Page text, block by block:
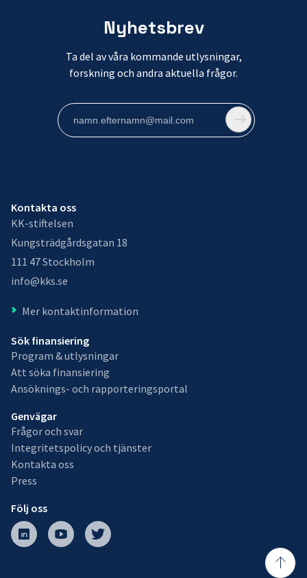
Nyhetsbrev
Ta del av våra kommande utlysningar,
forskning och andra aktuella frågor.
Kontakta oss
KK-stiftelsen
Kungsträdgårdsgatan 18
111 47 Stockholm
info@kks.se
Mer kontaktinformation
Sök finansiering
Program & utlysningar
Att söka finansiering
Ansöknings- och rapporteringsportal
Genvägar
Frågor och svar
Integritetspolicy och tjänster
Kontakta oss
Press
Följ oss